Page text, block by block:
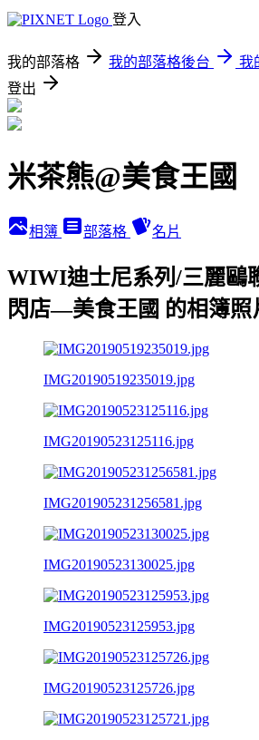
登入
我的部落格 我的部落格後台
我
登出
米茶熊@美食王國
相簿 部落格 名片
WIWI迪士尼系列/三麗鷗
閃店—美食王國 的相簿照
IMG20190519235019.jpg
IMG20190523125116.jpg
IMG201905231256581.jpg
IMG20190523130025.jpg
IMG20190523125953.jpg
IMG20190523125726.jpg